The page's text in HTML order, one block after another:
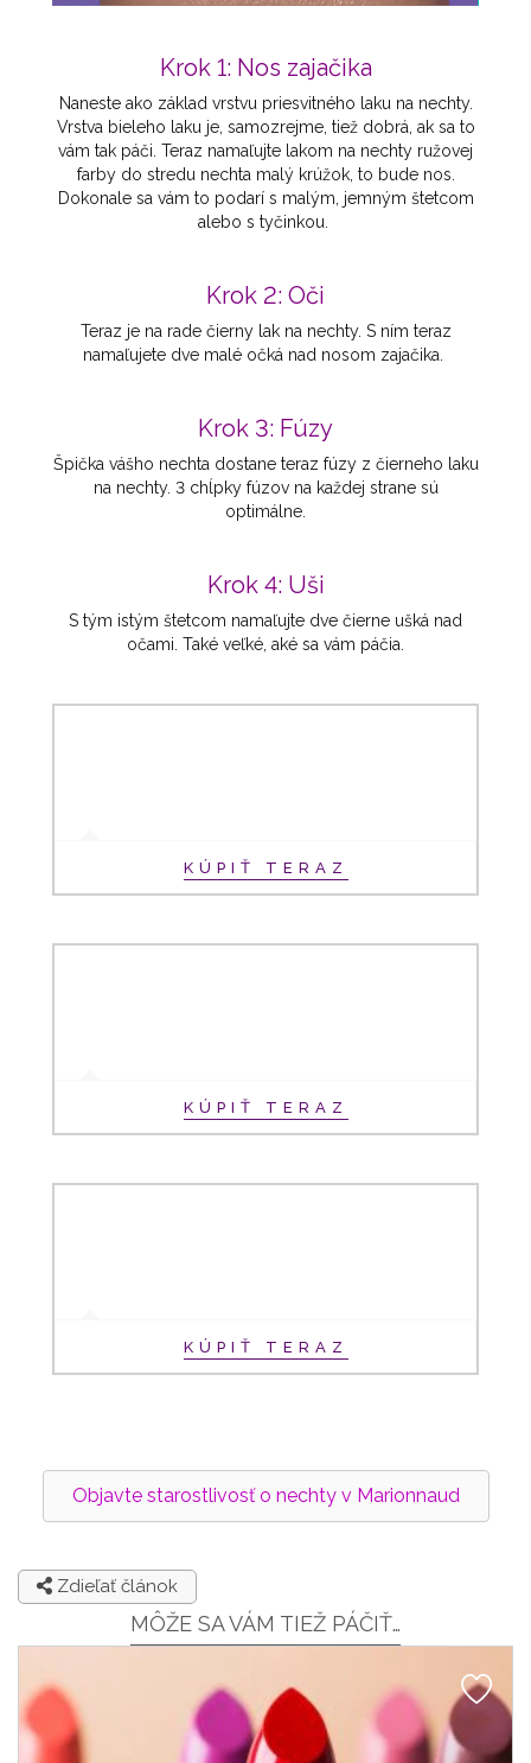
Krok 1: Nos zajačika
Naneste ako základ vrstvu priesvitného laku na nechty.
Vrstva bieleho laku je, samozrejme, tiež dobrá, ak sa to
vám tak páči. Teraz namaľujte lakom na nechty ružovej
farby do stredu nechta malý krúžok, to bude nos.
Dokonale sa vám to podarí s malým, jemným štetcom
alebo s tyčinkou.
Krok 2: Oči
Teraz je na rade čierny lak na nechty. S ním teraz
namaľujete dve malé očká nad nosom zajačika.
Krok 3: Fúzy
Špička vášho nechta dostane teraz fúzy z čierneho laku
na nechty. 3 chĺpky fúzov na každej strane sú
optimálne.
Krok 4: Uši
S tým istým štetcom namaľujte dve čierne ušká nad
očami. Také veľké, aké sa vám páčia.
KÚPIŤ TERAZ
KÚPIŤ TERAZ
KÚPIŤ TERAZ
Objavte starostlivosť o nechty v Marionnaud
Zdieľať článok
MÔŽE SA VÁM TIEŽ PÁČIŤ…